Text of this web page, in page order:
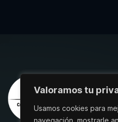
Valoramos tu
Usamos cookies para
navegación, mostrarle